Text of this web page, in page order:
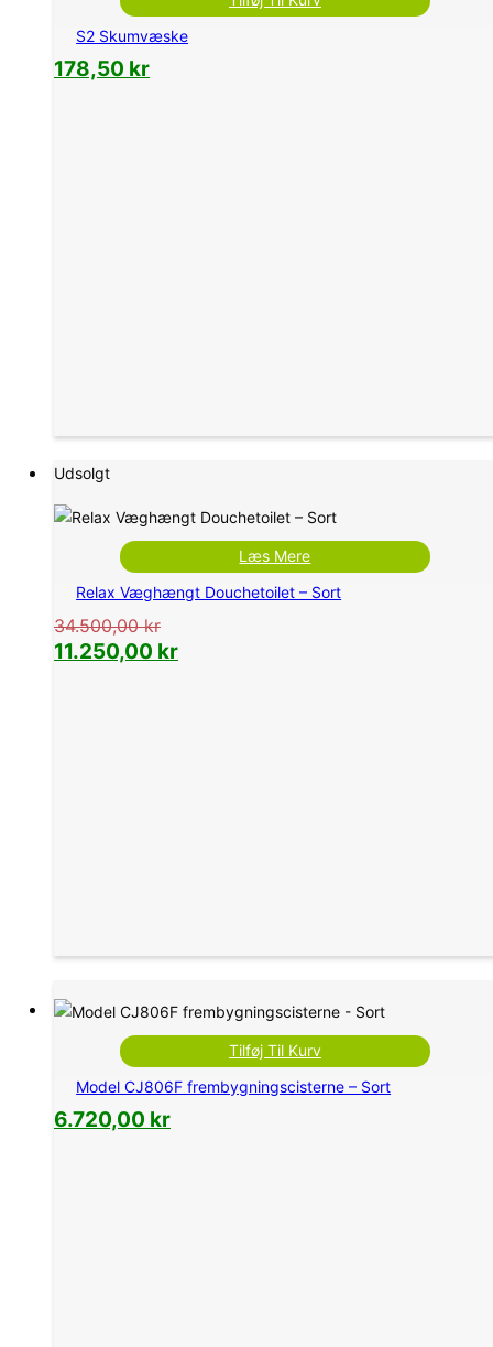
S2 Skumvæske
178,50 kr
Udsolgt
Læs Mere
Relax Væghængt Douchetoilet – Sort
34.500,00kr
11.250,00 kr
Tilføj Til Kurv
Model CJ806F frembygningscisterne – Sort
6.720,00 kr